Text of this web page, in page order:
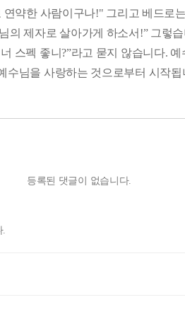
약한 사람이구나!" 그리고 베드
의 제자로 살아가게 하소서!” 그렇
스펙 좋니?”라고 묻지 않습니다.
수님을 사랑하는 것으로부터 시작됩
등록된 댓글이 없습니다.
.